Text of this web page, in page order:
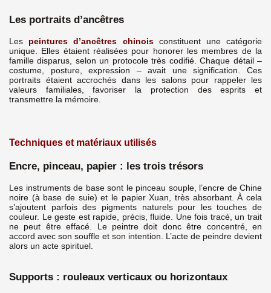
Les portraits d’ancêtres
Les peintures d’ancêtres chinoisconstituent une catégorie
unique. Elles étaient réalisées pour honorer les membres de la
famille disparus, selon un protocole très codifié. Chaque détail –
costume, posture, expression – avait une signification. Ces
portraits étaient accrochés dans les salons pour rappeler les
valeurs familiales, favoriser la protection des esprits et
transmettre la mémoire.
Techniques et matériaux utilisés
Encre, pinceau, papier : les trois trésors
Les instruments de base sont le pinceau souple, l’encre de Chine
noire (à base de suie) et le papier Xuan, très absorbant. À cela
s’ajoutent parfois des pigments naturels pour les touches de
couleur. Le geste est rapide, précis, fluide. Une fois tracé, un trait
ne peut être effacé. Le peintre doit donc être concentré, en
accord avec son souffle et son intention. L’acte de peindre devient
alors un acte spirituel.
Supports : rouleaux verticaux ou horizontaux